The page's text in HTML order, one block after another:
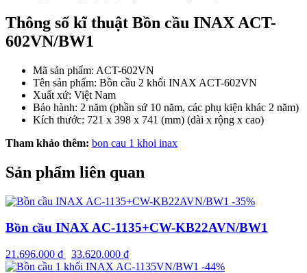
Thông số kĩ thuật Bồn cầu INAX ACT-
602VN/BW1
Mã sản phẩm: ACT-602VN
Tên sản phẩm: Bồn cầu 2 khối INAX ACT-602VN
Xuất xứ: Việt Nam
Bảo hành: 2 năm (phần sứ 10 năm, các phụ kiện khác 2 năm)
Kích thước: 721 x 398 x 741 (mm) (dài x rộng x cao)
Tham khảo thêm: bon cau 1 khoi inax
Sản phẩm liên quan
-35%
Bồn cầu INAX AC-1135+CW-KB22AVN/BW1
21.696.000 ₫ 33.620.000 ₫
-44%